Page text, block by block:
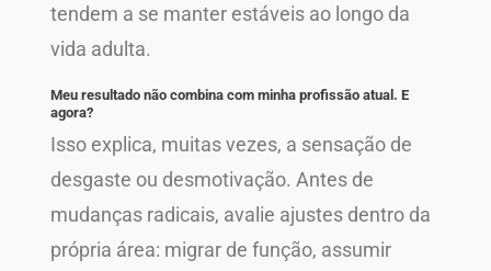
tendem a se manter estáveis ao longo da
vida adulta.
Meu resultado não combina com minha profissão atual. E
agora?
Isso explica, muitas vezes, a sensação de
desgaste ou desmotivação. Antes de
mudanças radicais, avalie ajustes dentro da
própria área: migrar de função, assumir